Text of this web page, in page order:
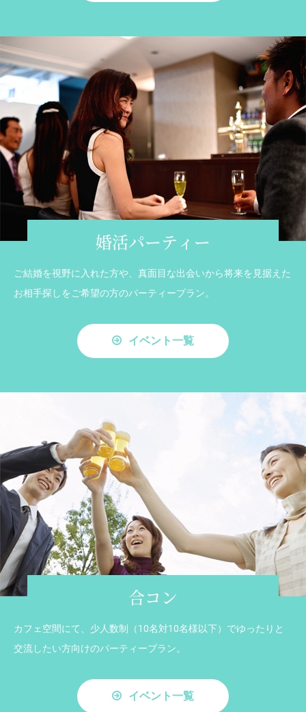
婚活パーティー
ご結婚を視野に入れた方や、真面目な出会いから将来を見据えた
お相手探しをご希望の方のパーティープラン。
イベント一覧
合コン
カフェ空間にて、少人数制（10名対10名様以下）でゆったりと
交流したい方向けのパーティープラン。
イベント一覧